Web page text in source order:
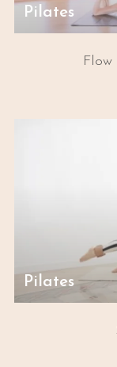
Pilates
Pilates